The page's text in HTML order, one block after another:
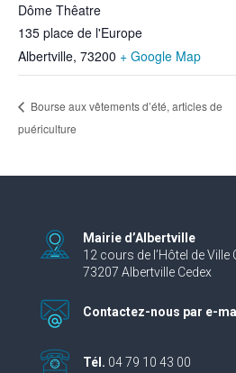
Dôme Thêatre
135 place de l'Europe
Albertville, 73200 + Google Map
Bourse aux vêtements d’été, articles de
puériculture
Mairie d’Albertville
12 cours de l’Hôtel de Ville
73207 Albertville Cedex
Contactez-nous par e-
Tél. 04 79 10 43 00